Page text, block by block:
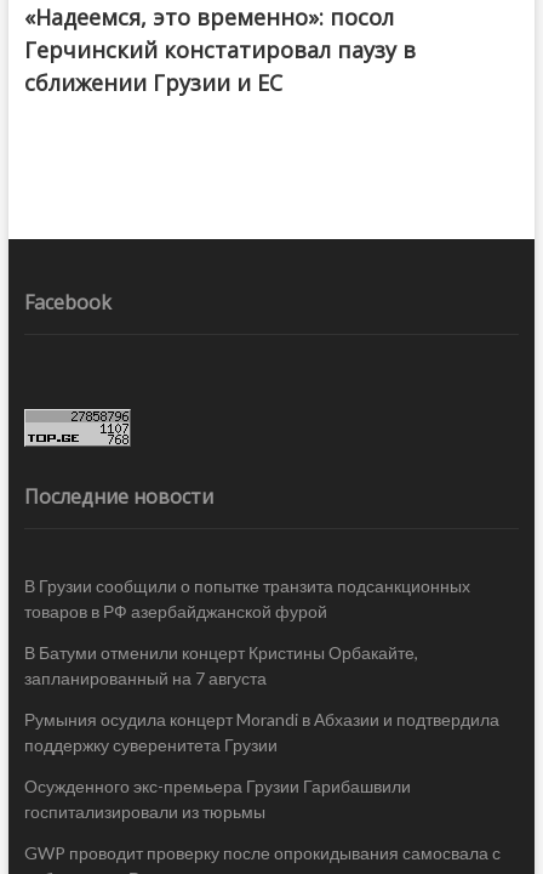
«Надеемся, это временно»: посол
Герчинский констатировал паузу в
сближении Грузии и ЕС
Facebook
Последние новости
В Грузии сообщили о попытке транзита подсанкционных
товаров в РФ азербайджанской фурой
В Батуми отменили концерт Кристины Орбакайте,
запланированный на 7 августа
Румыния осудила концерт Morandi в Абхазии и подтвердила
поддержку суверенитета Грузии
Осужденного экс-премьера Грузии Гарибашвили
госпитализировали из тюрьмы
GWP проводит проверку после опрокидывания самосвала с